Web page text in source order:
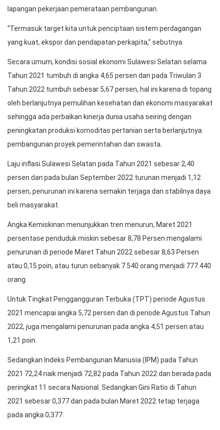
lapangan pekerjaan pemerataan pembangunan.
“Termasuk target kita untuk penciptaan sistem perdagangan
yang kuat, ekspor dan pendapatan perkapita,” sebutnya.
Secara umum, kondisi sosial ekonomi Sulawesi Selatan selama
Tahun 2021 tumbuh di angka 4,65 persen dan pada Triwulan 3
Tahun 2022 tumbuh sebesar 5,67 persen, hal ini karena di topang
oleh berlanjutnya pemulihan kesehatan dan ekonomi masyarakat
sehingga ada perbaikan kinerja dunia usaha seiring dengan
peningkatan produksi komoditas pertanian serta berlanjutnya
pembangunan proyek pemerintahan dan swasta.
Laju inflasi Sulawesi Selatan pada Tahun 2021 sebesar 2,40
persen dan pada bulan September 2022 turunan menjadi 1,12
persen, penurunan ini karena semakin terjaga dan stabilnya daya
beli masyarakat.
Angka Kemiskinan menunjukkan tren menurun, Maret 2021
persentase penduduk miskin sebesar 8,78 Persen mengalami
penurunan di periode Maret Tahun 2022 sebesar 8,63 Persen
atau 0,15 poin, atau turun sebanyak 7.540 orang menjadi 777.440
orang.
Untuk Tingkat Penggangguran Terbuka (TPT) periode Agustus
2021 mencapai angka 5,72 persen dan di periode Agustus Tahun
2022, juga mengalami penurunan pada angka 4,51 persen atau
1,21 poin.
Sedangkan Indeks Pembangunan Manusia (IPM) pada Tahun
2021 72,24 naik menjadi 72,82 pada Tahun 2022 dan berada pada
peringkat 11 secara Nasional. Sedangkan Gini Ratio di Tahun
2021 sebesar 0,377 dan pada bulan Maret 2022 tetap terjaga
pada angka 0,377.